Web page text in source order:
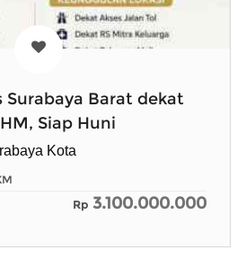
Surabaya Barat dekat
Siap Huni
Kota
Rp 3.100.000.000